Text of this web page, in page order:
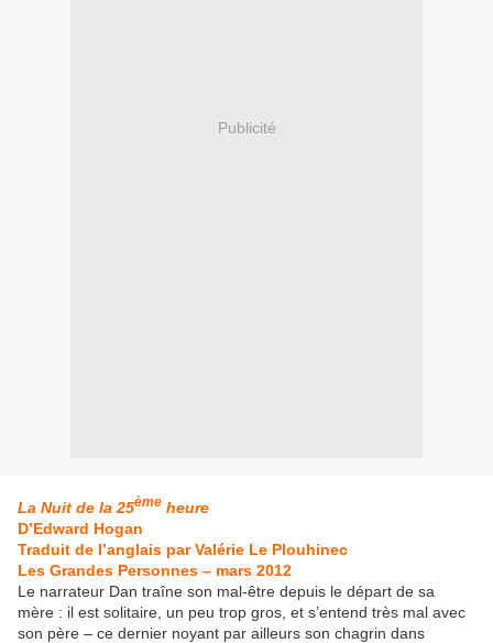
Publicité
La Nuit de la 25ème heure
D’Edward Hogan
Traduit de l’anglais par Valérie Le Plouhinec
Les Grandes Personnes – mars 2012
Le narrateur Dan traîne son mal-être depuis le départ de sa
mère : il est solitaire, un peu trop gros, et s’entend très mal avec
son père – ce dernier noyant par ailleurs son chagrin dans